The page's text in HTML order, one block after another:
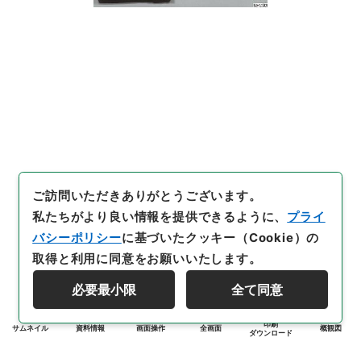
サムネイル 資料情報 画面操作 全画面
印刷
ダウンロード
概観図
ご訪問いただきありがとうございます。
私たちがより良い情報を提供できるように、 プライ
バシーポリシーに基づいたクッキー（Cookie）の
取得と利用に同意をお願いいたします。
必要最小限 全て同意